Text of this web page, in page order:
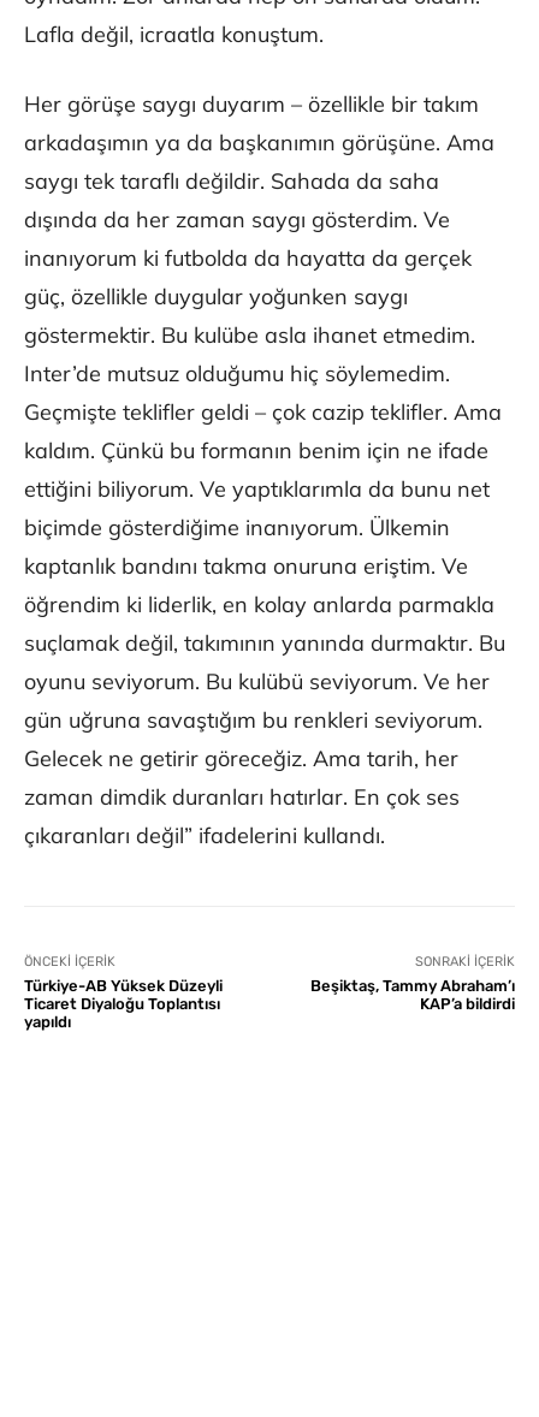
Lafla değil, icraatla konuştum.
Her görüşe saygı duyarım – özellikle bir takım
arkadaşımın ya da başkanımın görüşüne. Ama
saygı tek taraflı değildir. Sahada da saha
dışında da her zaman saygı gösterdim. Ve
inanıyorum ki futbolda da hayatta da gerçek
güç, özellikle duygular yoğunken saygı
göstermektir. Bu kulübe asla ihanet etmedim.
Inter’de mutsuz olduğumu hiç söylemedim.
Geçmişte teklifler geldi – çok cazip teklifler. Ama
kaldım. Çünkü bu formanın benim için ne ifade
ettiğini biliyorum. Ve yaptıklarımla da bunu net
biçimde gösterdiğime inanıyorum. Ülkemin
kaptanlık bandını takma onuruna eriştim. Ve
öğrendim ki liderlik, en kolay anlarda parmakla
suçlamak değil, takımının yanında durmaktır. Bu
oyunu seviyorum. Bu kulübü seviyorum. Ve her
gün uğruna savaştığım bu renkleri seviyorum.
Gelecek ne getirir göreceğiz. Ama tarih, her
zaman dimdik duranları hatırlar. En çok ses
çıkaranları değil” ifadelerini kullandı.
ÖNCEKI İÇERIK
Türkiye-AB Yüksek Düzeyli
Ticaret Diyaloğu Toplantısı
yapıldı
SONRAKI İÇERIK
Beşiktaş, Tammy Abraham’ı
KAP’a bildirdi